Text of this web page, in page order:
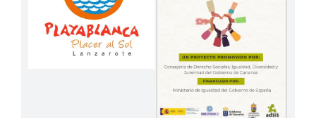
próximo mes de marzo : Ayuda a Domicilio,
Dinamización Social y Jardinería. Para el caso
de los dos primeros es exigible la titulación de
Graduado Escolar, mientras que para [...]